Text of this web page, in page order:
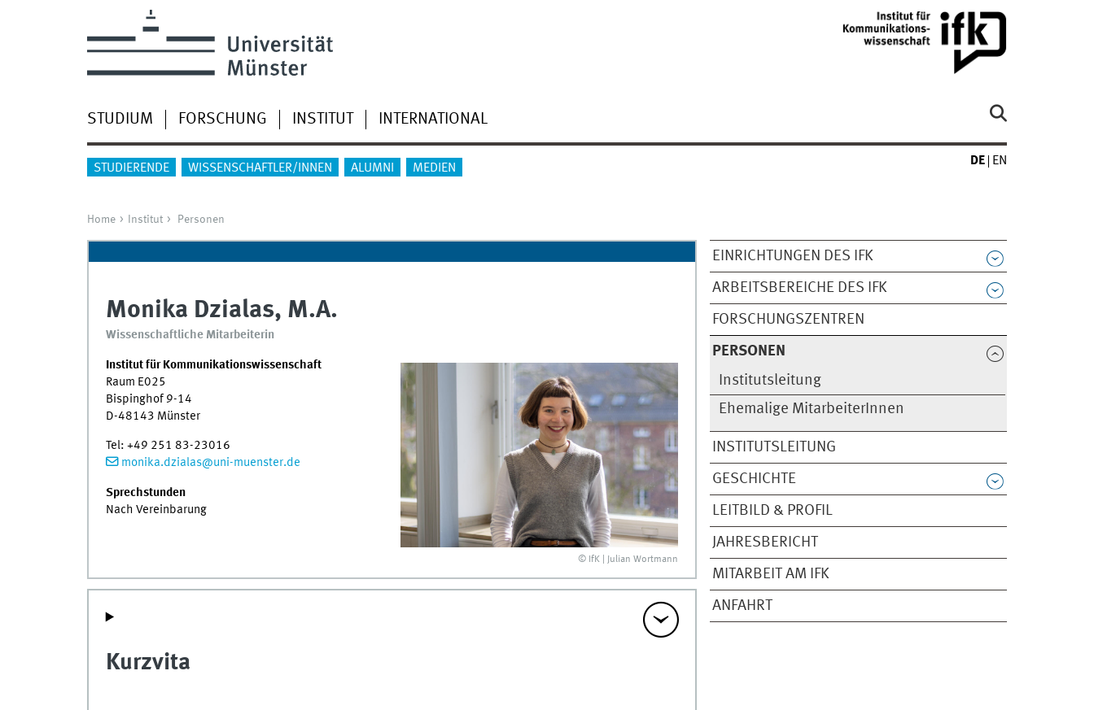
STUDIUM FORSCHUNG INSTITUT INTERNATIONAL
STUDIERENDE WISSENSCHAFTLER/INNEN ALUMNI MEDIEN
DE EN
Home Institut Personen
EINRICHTUNGEN DES IFK
ARBEITSBEREICHE DES IFK
FORSCHUNGSZENTREN
PERSONEN
Institutsleitung
Ehemalige MitarbeiterInnen
INSTITUTSLEITUNG
GESCHICHTE
LEITBILD & PROFIL
JAHRESBERICHT
MITARBEIT AM IFK
ANFAHRT
Monika Dzialas, M.A.
Wissenschaftliche Mitarbeiterin
© IfK | Julian Wortmann
Institut für Kommunikationswissenschaft
Raum E025
Bispinghof 9-14
D-48143 Münster
Tel: +49 251 83-23016
monika.dzialas@uni-muenster.de
Sprechstunden
Nach Vereinbarung
Kurzvita